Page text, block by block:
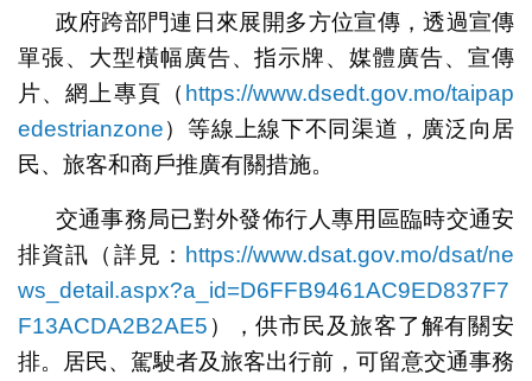
政府跨部門連日來展開多方位宣傳，透過宣傳
單張、大型橫幅廣告、指示牌、媒體廣告、宣傳
片、網上專頁（ https://www.dsedt.gov.mo/taipap
edestrianzone）等線上線下不同渠道，廣泛向居
民、旅客和商戶推廣有關措施。
交通事務局已對外發佈行人專用區臨時交通安
排資訊（詳見： https://www.dsat.gov.mo/dsat/ne
ws_detail.aspx?a_id=D6FFB9461AC9ED837F7
F13ACDA2B2AE5 ），供市民及旅客了解有關安
排。居民、駕駛者及旅客出行前，可留意交通事務